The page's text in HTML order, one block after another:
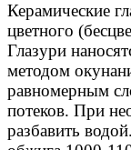
Керамические
цветного
Глазури
методом
равномерным
потеков. При
разбавить